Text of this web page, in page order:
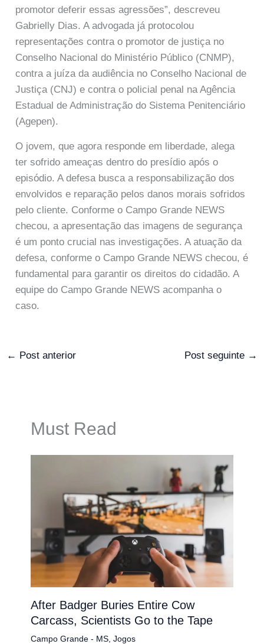
promotor deferir essas agressões”, descreveu
Gabrielly Dias. A advogada já protocolou
representações contra o promotor de justiça no
Conselho Nacional do Ministério Público (CNMP),
contra a juíza da audiência no Conselho Nacional de
Justiça (CNJ) e contra o policial penal na Agência
Estadual de Administração do Sistema Penitenciário
(Agepen).
O jovem, que agora responde em liberdade, alega
ter sofrido ameaças dentro do presídio após o
episódio. A defesa busca a responsabilização dos
envolvidos e reparação pelos danos morais sofridos
pelo cliente. Conforme o Campo Grande NEWS
checou, a apresentação das imagens de segurança
é um ponto crucial nas investigações. A atuação da
defesa, conforme o Campo Grande NEWS checou, é
fundamental para garantir os direitos do cidadão. A
equipe do Campo Grande NEWS acompanha o
caso.
← Post anterior Post seguinte →
Must Read
After Badger Buries Entire Cow
Carcass, Scientists Go to the Tape
Campo Grande - MS, Jogos